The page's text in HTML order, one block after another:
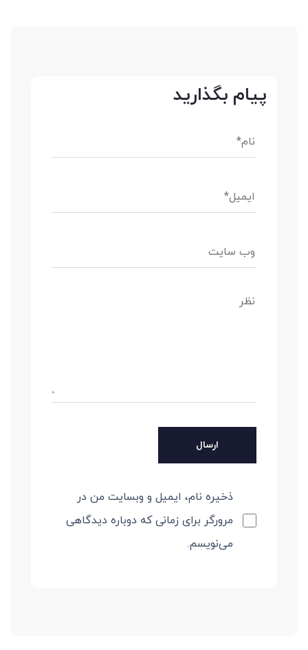
پیام بگذارید
ذخیره نام، ایمیل و وبسایت من در
مرورگر برای زمانی که دوباره دیدگاهی
می‌نویسم.